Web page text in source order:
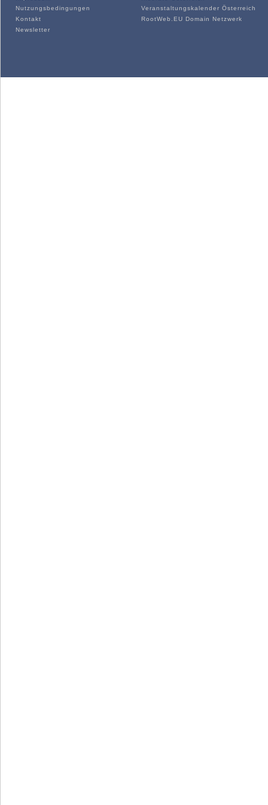
Nutzungsbedingungen
Kontakt
Newsletter
Veranstaltungskalender Österreich
RootWeb.EU Domain Netzwerk